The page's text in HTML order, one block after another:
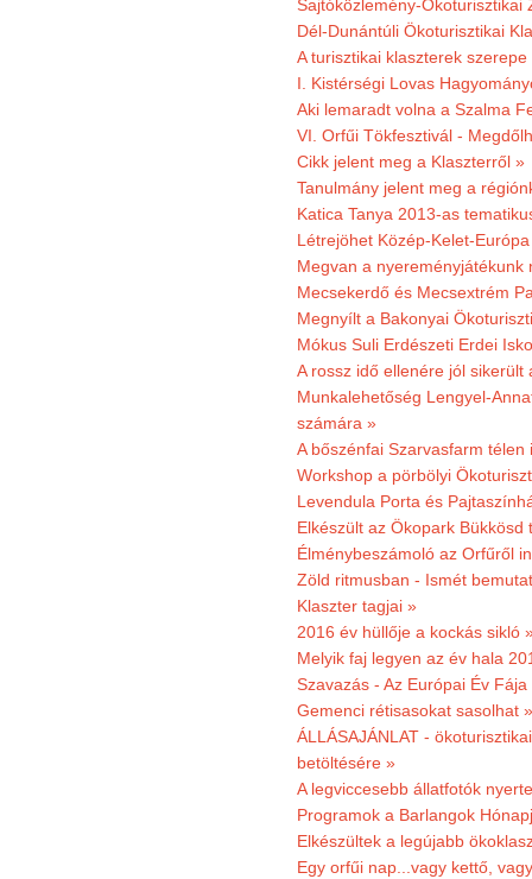
Sajtóközlemény-Ökoturisztikai
Dél-Dunántúli Ökoturisztikai
A turisztikai klaszterek
I. Kistérségi Lovas
Aki lemaradt volna a Szalma
VI. Orfűi Tökfesztivál -
Cikk jelent meg a Klaszterről »
Tanulmány jelent meg a
Katica Tanya 2013-as
Létrejöhet Közép-Kelet-
Megvan a nyereményjátékunk
Mecsekerdő és Mecsextrém
Megnyílt a Bakonyai
Mókus Suli Erdészeti Erdei
A rossz idő ellenére jól sikerült
Munkalehetőség Lengyel-
számára »
A bőszénfai Szarvasfarm
Workshop a pörbölyi
Levendula Porta és
Elkészült az Ökopark
Élménybeszámoló az Orfűről
Zöld ritmusban - Ismét
Klaszter tagjai »
2016 év hüllője a kockás sikló
Melyik faj legyen az év hala
Szavazás - Az Európai Év
Gemenci rétisasokat sasolhat »
ÁLLÁSAJÁNLAT -
betöltésére »
A legviccesebb állatfotók
Programok a Barlangok
Elkészültek a legújabb
Egy orfűi nap...vagy kettő,